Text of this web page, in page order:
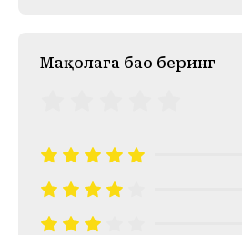
Mақолага баҳо беринг